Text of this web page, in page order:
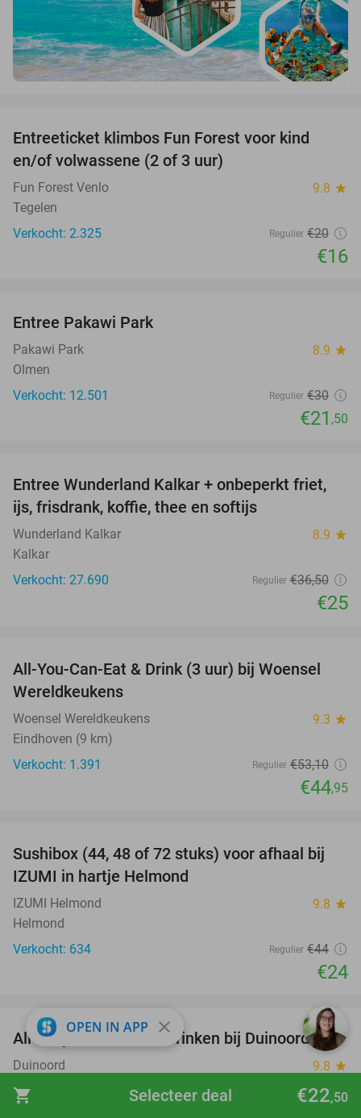
shopping_cart €22,50
Selecteer deal
Entreeticket klimbos Fun Forest voor kind
en/of volwassene (2 of 3 uur)
Fun Forest Venlo 9.8 star
Tegelen
Verkocht: 2.325
Regulier €20
€16
Entree Pakawi Park
Pakawi Park 8.9 star
Olmen
Verkocht: 12.501
Regulier €30
€21 ,50
32%
Entree Wunderland Kalkar + onbeperkt friet,
ijs, frisdrank, koffie, thee en softijs
Wunderland Kalkar 8.9 star
Kalkar
Verkocht: 27.690
Regulier €36,50
€25
15%
All-You-Can-Eat & Drink (3 uur) bij Woensel
Wereldkeukens
Woensel Wereldkeukens 9.3 star
Eindhoven (9 km)
Verkocht: 1.391
Regulier €53,10
€44,95
45%
Sushibox (44, 48 of 72 stuks) voor afhaal bij
IZUMI in hartje Helmond
IZUMI Helmond 9.8 star
Helmond
Verkocht: 634
Regulier €44
€24
19%
All-in spelen, eten en drinken bij Duinoord
Duinoord 9.8 star
Helvoirt
OPEN IN APP close